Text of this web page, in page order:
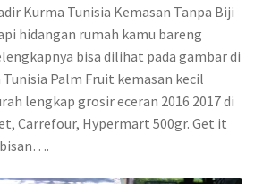
Kurma Tunisia Kemasan Tanpa Biji
hidangan rumah kamu bareng
bisa dilihat pada gambar di
Tunisia Palm Fruit kemasan kecil
lengkap grosir eceran 2016 2017 di
Carrefour, Hypermart 500gr. Get it